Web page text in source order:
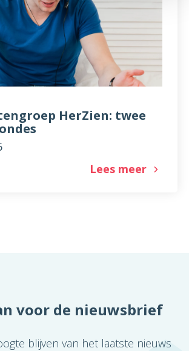
HerZien: twee
Lees meer
voor de nieuwsbrief
blijven van het laatste nieuws